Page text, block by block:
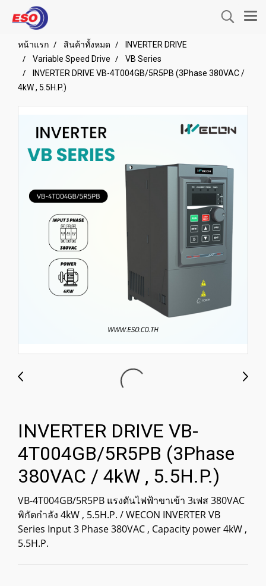
หน้าแรก สินค้าทั้งหมด
INVERTER DRIVE
Variable Speed Drive
VB Series
INVERTER DRIVE VB-4T004GB/5R5PB (3Phase 380VAC /
4kW , 5.5H.P.)
INVERTER DRIVE VB-
4T004GB/5R5PB (3Phase
380VAC / 4kW , 5.5H.P.)
VB-4T004GB/5R5PB แรงดันไฟฟ้าขาเข้า 3เฟส 380VAC
พิกัดกำลัง 4kW , 5.5H.P. / WECON INVERTER VB
Series Input 3 Phase 380VAC , Capacity power 4kW ,
5.5H.P.